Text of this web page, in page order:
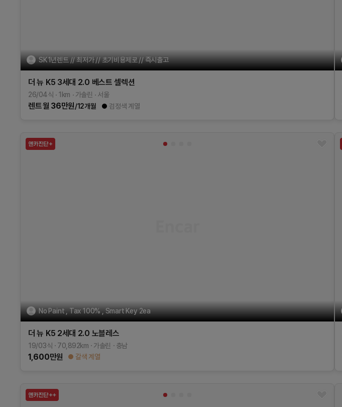
SK1년렌트 // 최저가 // 초기비용제로 // 즉시출고
더 뉴 K5 3세대 2.0 베스트 셀렉션
26/04식 1 km 가솔린 서울
렌트월 36만원/12개월 검정색 계열
No Paint , Tax 100% , Smart Key 2ea
더 뉴 K5 2세대 2.0 노블레스
19/03식 70,892km 가솔린 충남
1,600만원 갈색 계열